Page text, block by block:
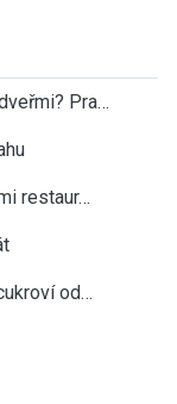
Pra…
restaur…
od…